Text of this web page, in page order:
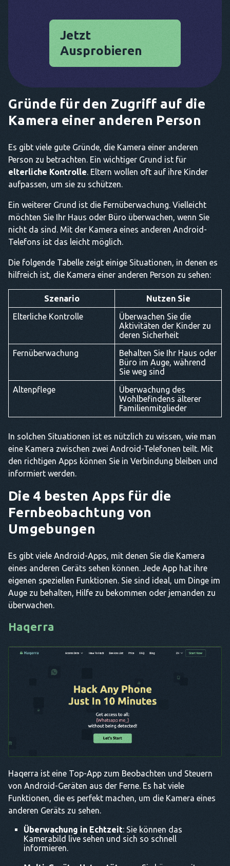
Jetzt
Ausprobieren
Gründe für den Zugriff auf die
Kamera einer anderen Person
Es gibt viele gute Gründe, die Kamera einer anderen
Person zu betrachten. Ein wichtiger Grund ist für
elterliche Kontrolle. Eltern wollen oft auf ihre Kinder
aufpassen, um sie zu schützen.
Ein weiterer Grund ist die Fernüberwachung. Vielleicht
möchten Sie Ihr Haus oder Büro überwachen, wenn Sie
nicht da sind. Mit der Kamera eines anderen Android-
Telefons ist das leicht möglich.
Die folgende Tabelle zeigt einige Situationen, in denen es
hilfreich ist, die Kamera einer anderen Person zu sehen:
Szenario
Nutzen Sie
Elterliche Kontrolle
Überwachen Sie die
Aktivitäten der Kinder zu
deren Sicherheit
Fernüberwachung
Behalten Sie Ihr Haus oder
Büro im Auge, während
Sie weg sind
Altenpflege
Überwachung des
Wohlbefindens älterer
Familienmitglieder
In solchen Situationen ist es nützlich zu wissen, wie man
eine Kamera zwischen zwei Android-Telefonen teilt. Mit
den richtigen Apps können Sie in Verbindung bleiben und
informiert werden.
Die 4 besten Apps für die
Fernbeobachtung von
Umgebungen
Es gibt viele Android-Apps, mit denen Sie die Kamera
eines anderen Geräts sehen können. Jede App hat ihre
eigenen speziellen Funktionen. Sie sind ideal, um Dinge im
Auge zu behalten, Hilfe zu bekommen oder jemanden zu
überwachen.
Haqerra
Haqerra ist eine Top-App zum Beobachten und Steuern
von Android-Geräten aus der Ferne. Es hat viele
Funktionen, die es perfekt machen, um die Kamera eines
anderen Geräts zu sehen.
Überwachung in Echtzeit: Sie können das
Kamerabild live sehen und sich so schnell
informieren.